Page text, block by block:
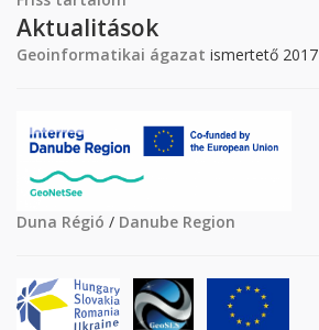
Aktualitások
Geoinformatikai ágazat ismertető 2017
Duna Régió / Danube Region